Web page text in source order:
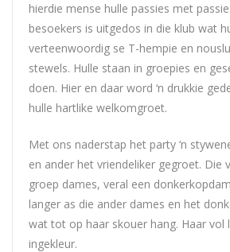
hierdie mense hulle passies met
besoekers is uitgedos in die klub wat
verteenwoordig se T-hempie en
stewels. Hulle staan in groepies en
doen. Hier en daar word ‘n drukkie
hulle hartlike welkomgroet.
Met ons naderstap het party ‘n
en ander het vriendeliker gegroet. Die
groep dames, veral een
langer as die ander dames en het
wat tot op haar skouer hang. Haar vol
ingekleur.